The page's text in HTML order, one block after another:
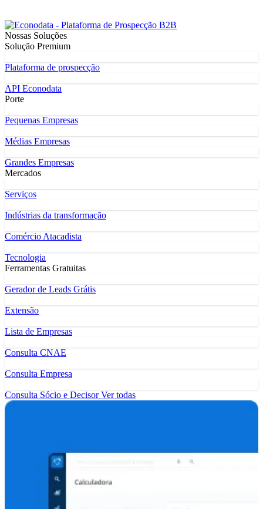
Nossas Soluções
Solução Premium
Plataforma de prospecção
API Econodata
Porte
Pequenas Empresas
Médias Empresas
Grandes Empresas
Mercados
Serviços
Indústrias da transformação
Comércio Atacadista
Tecnologia
Ferramentas Gratuitas
Gerador de Leads Grátis
Extensão
Lista de Empresas
Consulta CNAE
Consulta Empresa
Consulta Sócio e DecisorVer todas